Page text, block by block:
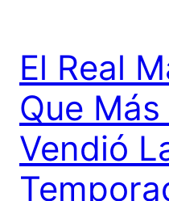
El Real
Que
Vendió